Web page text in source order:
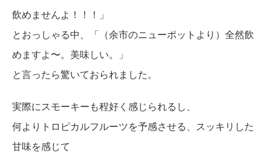
飲めませんよ！！！」
とおっしゃる中、「（余市のニューポットより）全然飲
めますよ〜。美味しい。」
と言ったら驚いておられました。
実際にスモーキーも程好く感じられるし、
何よりトロピカルフルーツを予感させる、スッキリした
甘味を感じて